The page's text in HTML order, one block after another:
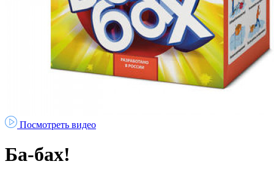
Посмотреть видео
Ба-бах!